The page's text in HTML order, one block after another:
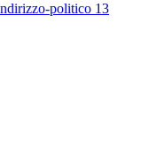
politico 13